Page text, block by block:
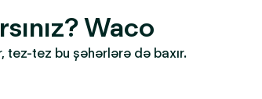
Waco
tez bu şəhərlərə də baxır.